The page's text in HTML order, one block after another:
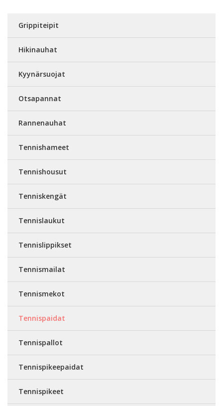
Grippiteipit
Hikinauhat
Kyynärsuojat
Otsapannat
Rannenauhat
Tennishameet
Tennishousut
Tenniskengät
Tennislaukut
Tennislippikset
Tennismailat
Tennismekot
Tennispaidat
Tennispallot
Tennispikeepaidat
Tennispikeet